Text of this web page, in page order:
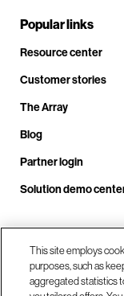
Popular links
Resource center
Customer stories
The Array
Blog
Partner login
Solution demo
Call
This site employs
purposes, such as
aggregated statistics